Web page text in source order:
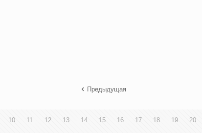
Предыдущая
10 11 12 13 14 15 16 17 18 19 20